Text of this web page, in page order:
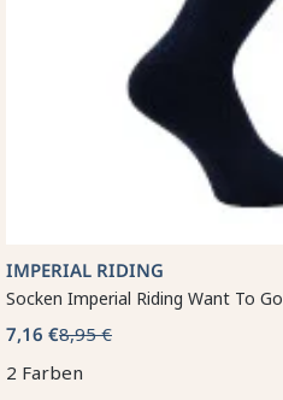
IMPERIAL RIDING
Socken Imperial Riding Want To Go
7,16 €8,95 €
2 Farben